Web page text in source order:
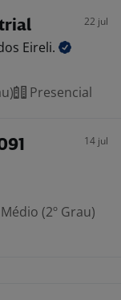
22 jul
Eireli.
Presencial
14 jul
(2º Grau)